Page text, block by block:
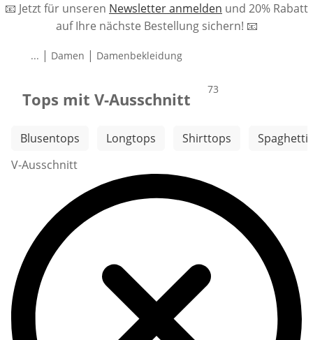
📧 Jetzt für unseren Newsletter anmelden und 20% Rabatt
auf Ihre nächste Bestellung sichern! 📧
... | Damen | Damenbekleidung
Tops mit V-Ausschnitt Produkte
73
Weitere Kategorien überspringen
Blusentops Longtops Shirttops
V-Ausschnitt